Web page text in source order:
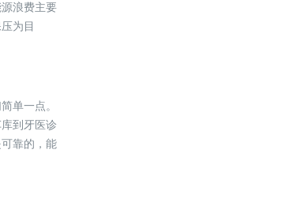
浪费主要
为目
单一点。
到牙医诊
靠的，能